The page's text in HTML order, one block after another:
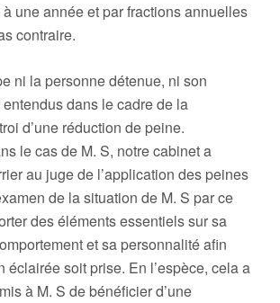
une année et par fractions annuelles
contraire.
ni la personne détenue, ni son
dans le cadre de la
d’une réduction de peine.
le cas de M. S, notre cabinet a
au juge de l’application des peines
de la situation de M. S par ce
des éléments essentiels sur sa
et sa personnalité afin
éclairée soit prise. En l’espèce, cela a
à M. S de bénéficier d’une